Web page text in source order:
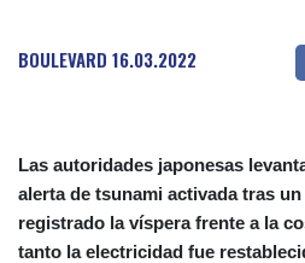
rescatar a los muertos
BOULEVARD 16.03.2022
Las autoridades japonesas
alerta de tsunami activada tras
registrado la víspera frente a la
tanto la electricidad fue